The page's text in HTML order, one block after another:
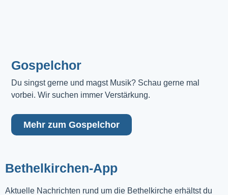
Gospelchor
Du singst gerne und magst Musik? Schau gerne mal
vorbei. Wir suchen immer Verstärkung.
Mehr zum Gospelchor
Bethelkirchen-App
Aktuelle Nachrichten rund um die Bethelkirche erhältst du